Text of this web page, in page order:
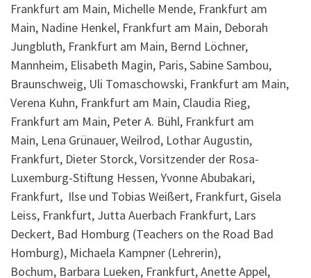
Frankfurt am Main, Michelle Mende, Frankfurt am
Main, Nadine Henkel, Frankfurt am Main, Deborah
Jungbluth, Frankfurt am Main, Bernd Löchner,
Mannheim, Elisabeth Magin, Paris,Sabine Sambou,
Braunschweig, Uli Tomaschowski, Frankfurt am Main,
Verena Kuhn, Frankfurt am Main, Claudia Rieg,
Frankfurt am Main, Peter A. Bühl, Frankfurt am
Main, Lena Grünauer, Weilrod, Lothar Augustin,
Frankfurt, Dieter Storck, Vorsitzender der Rosa-
Luxemburg-Stiftung Hessen, Yvonne Abubakari,
Frankfurt, Ilse und Tobias Weißert, Frankfurt, Gisela
Leiss, Frankfurt, Jutta Auerbach Frankfurt, Lars
Deckert, Bad Homburg (Teachers on the Road Bad
Homburg), Michaela Kampner (Lehrerin),
Bochum, Barbara Lueken, Frankfurt, Anette Appel,